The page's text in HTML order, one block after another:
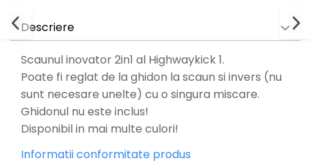
Descriere
Scaunul inovator 2in1 al Highwaykick 1.
Poate fi reglat de la ghidon la scaun si invers (nu
sunt necesare unelte) cu o singura miscare.
Ghidonul nu este inclus!
Disponibil in mai multe culori!
Informatii conformitate produs